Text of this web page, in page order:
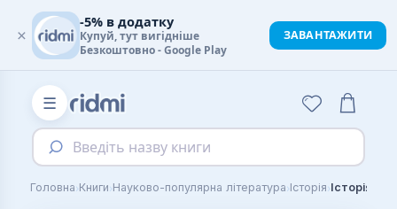
☰
Введіть назву книги
Головна›Книги›Науково-популярна література›Історія›
×
-5% в додатку
Купуй, тут вигідніше
Безкоштовно - Google Play
ЗАВАНТАЖИТИ